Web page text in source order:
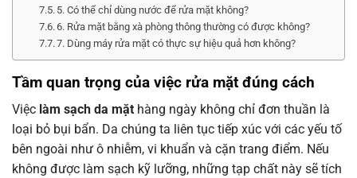
5. Có thể chỉ dùng nước để rửa mặt không?
6. Rửa mặt bằng xà phòng thông thường có được không?
7. Dùng máy rửa mặt có thực sự hiệu quả hơn không?
Tầm quan trọng của việc rửa mặt đúng cách
Việc làm sạch da mặt hàng ngày không chỉ đơn thuần là
loại bỏ bụi bẩn. Da chúng ta liên tục tiếp xúc với các yếu tố
bên ngoài như ô nhiễm, vi khuẩn và cặn trang điểm. Nếu
không được làm sạch kỹ lưỡng, những tạp chất này sẽ tích